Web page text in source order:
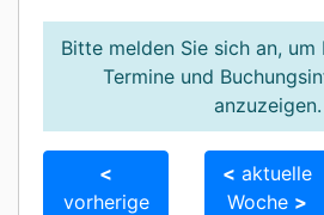
Bitte melden Sie sich an, um
Termine und
anzuzeigen.
<
vorherige
< aktuelle
Woche >